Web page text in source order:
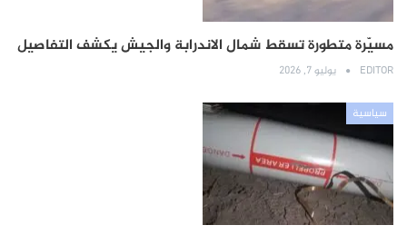
مسيّرة متطورة تسقط شمال الاندرابة والجيش يكشف التفاصيل
EDITOR يوليو 7, 2026
سياسية